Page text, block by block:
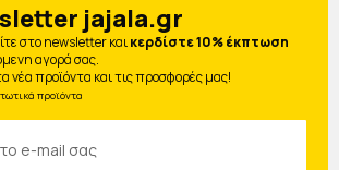
jajala.gr
στο newsletter καικερδίστε 10% έκπτωση
αγορά σας.
νέα προϊόντα και τις προσφορές μας!
προϊόντα